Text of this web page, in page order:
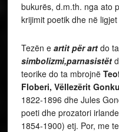
bukurës, d.m.th. nga ato
krijimit poetik dhe në ligjet
Tezën e artit për artdo
simbolizmi,parnasistët
teorike do ta mbrojnë
Floberi, Vëllezërit
1822-1896 dhe Jules
poeti dhe prozatori
1854-1900) etj. Por, me